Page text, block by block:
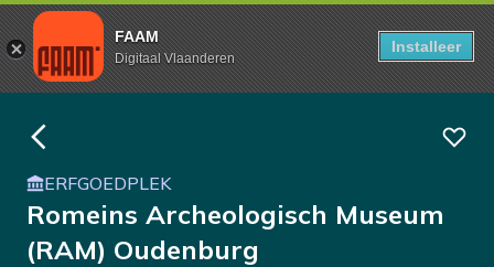
FAAM
Digitaal Vlaanderen
Installeer
ERFGOEDPLEK
Romeins Archeologisch Museum
(RAM) Oudenburg